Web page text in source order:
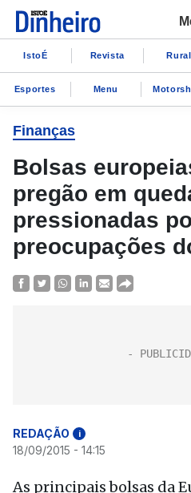
IstoÉ Revista Rural
Esportes Menu
Finanças
Bolsas
pregão em
pressionadas
preocupações
REDAÇÃO i
18/09/2015 - 14:15
As principais bolsas da